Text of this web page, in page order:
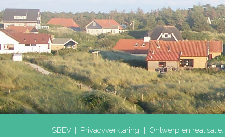
SBEV | Privacyverklaring | Ontwerp en realisatie: